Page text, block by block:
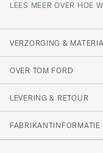
LEES MEER OVER HOE
VERZORGING &
OVER TOM FORD
LEVERING & RETOUR
FABRIKANTINFORMATIE